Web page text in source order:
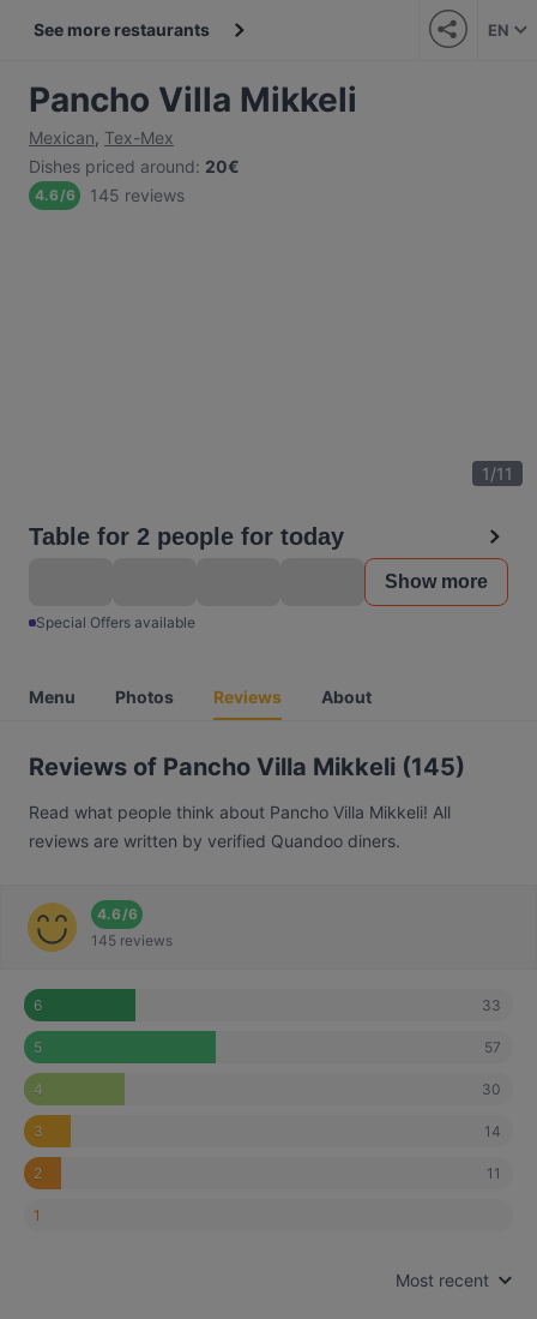
See more restaurants EN
Pancho Villa Mikkeli
Mexican, Tex-Mex
Dishes priced around: 20€
4.6/6 145 reviews
1/11
Table for 2 people for today
Show more
Special Offers available
Menu Photos Reviews About
Reviews of Pancho Villa Mikkeli (145)
Read what people think about Pancho Villa Mikkeli! All
reviews are written by verified Quandoo diners.
4.6/6
145 reviews
6 33
5 57
4 30
3 14
2 11
1
Most recent